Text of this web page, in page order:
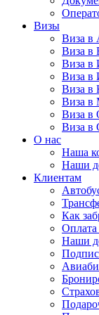
Визы
Виза в
Виза в
Виза
Виза в
Виза в
Виза в
Виза
Виза
О нас
Наша
Наши
Клиентам
Как
Оплата
Наши